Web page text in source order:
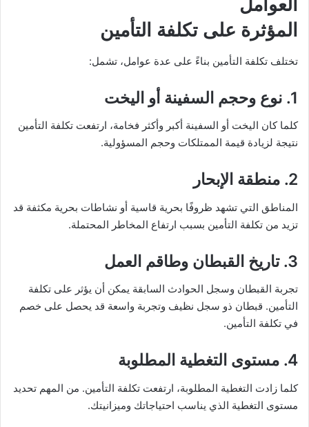
العوامل
المؤثرة على تكلفة التأمين
تختلف تكلفة التأمين بناءً على عدة عوامل، تشمل:
1. نوع وحجم السفينة أو اليخت
كلما كان اليخت أو السفينة أكبر وأكثر فخامة، ارتفعت تكلفة التأمين
نتيجة لزيادة قيمة الممتلكات وحجم المسؤولية.
2. منطقة الإبحار
المناطق التي تشهد ظروفًا بحرية قاسية أو نشاطات بحرية مكثفة قد
تزيد من تكلفة التأمين بسبب ارتفاع المخاطر المحتملة.
3. تاريخ القبطان وطاقم العمل
تجربة القبطان وسجل الحوادث السابقة يمكن أن يؤثر على تكلفة
التأمين. قبطان ذو سجل نظيف وتجربة واسعة قد يحصل على خصم
في تكلفة التأمين.
4. مستوى التغطية المطلوبة
كلما زادت التغطية المطلوبة، ارتفعت تكلفة التأمين. من المهم تحديد
مستوى التغطية الذي يناسب احتياجاتك وميزانيتك.